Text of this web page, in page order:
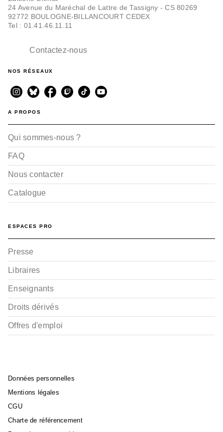
24 Avenue du Maréchal de Lattre de Tassigny - CS 80269
92772 BOULOGNE-BILLANCOURT CEDEX
Tel : 01.41.46.11.11
Contactez-nous
NOS RÉSEAUX
A PROPOS
Qui sommes-nous ?
FAQ
Nous contacter
Catalogue
ESPACES PRO
Presse
Libraires
Enseignants
Droits dérivés
Offres d'emploi
Données personnelles
Mentions légales
CGU
Charte de référencement